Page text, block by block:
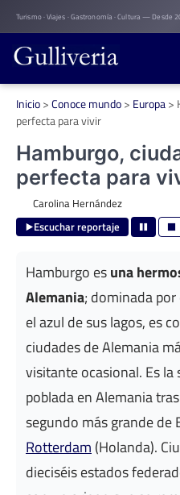
Skip
to
content
Turismo · Viajes · Gastronomía · Cultura — Desde
Inicio>Conoce mundo> Europa>
perfecta para vivir
Hamburgo,
perfecta para
Carolina Hernández
Escuchar reportaje
Hamburgo esuna
Alemania; dominada
el azul de sus lagos, es
ciudades de Alemania
visitante ocasional. Es
poblada en Alemania
segundo más grande de
Rotterdam (Holanda).
dieciséis estados